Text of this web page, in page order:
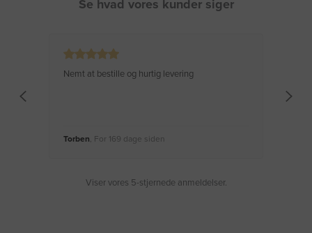
Se hvad vores kunder siger
Nemt at bestille og hurtig levering
Torben, For 169 dage siden
Viser vores 5-stjernede anmeldelser.